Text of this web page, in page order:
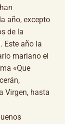
año, excepto
de la
Este año la
mariano el
«Que
Virgen, hasta